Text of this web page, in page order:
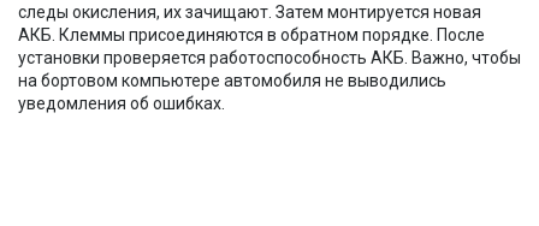
следы окисления, их зачищают. Затем монтируется новая
АКБ. Клеммы присоединяются в обратном порядке. После
установки проверяется работоспособность АКБ. Важно, чтобы
на бортовом компьютере автомобиля не выводились
уведомления об ошибках.